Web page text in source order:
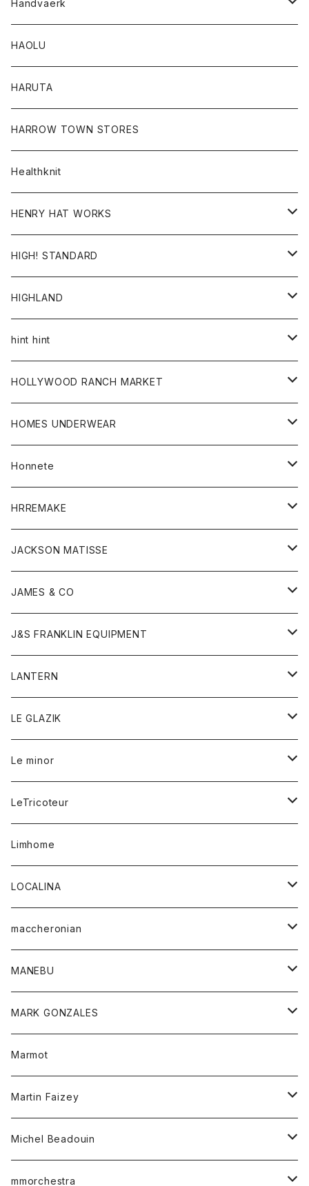
アウター
カーディガン
コート
トップス
シャツ
スウェット
レディース
カーディガン
コート
ボトム
パンツ
Handvaerk
トップス
Tシャツ
ロンTEE
HAOLU
HARUTA
HARROW TOWN STORES
Healthknit
HENRY HAT WORKS
帽子
HIGH! STANDARD
アウター
ジャケット
トップス
シャツ
カーディガン
ボトム
グッズ
帽子
HIGHLAND
帽子
hint hint
ストール
HOLLYWOOD RANCH MARKET
アウター
カーディガン
コート
フリース
アクセサリー
ウォレット
ストール
マフラー
リング
キッズ
Tシャツ
グッズ
アンダーウェア
靴
バンダナ
トップス
カーディガン
ジャケット
タンクトップ
Tシャツ
ベスト
ポロシャツ
ロングスリーブTシャツ
ボトム
オーバーオール
ショートパンツ
レディース
アウター
カーディガン
セーター
チュニック
HOMES UNDERWEAR
アウター
カーディガン
コート
キッズ
Tシャツ
ロンパース
グッズ
靴
ストール
トップス
カットソー
シャツ
ボトム
オーバーオール
ショートパンツ
レディース
オーバーオール
シャツ
ワンピース
ワンピース
Honnete
ブラウス
ワンピース
HRREMAKE
バック
キッズ
トレーナー
トップス
Gジャケット
スウェット
帽子
JACKSON MATISSE
Tシャツ
帽子
JAMES & CO
ボトム
J&S FRANKLIN EQUIPMENT
アウター
LANTERN
アウター
Tシャツ
LE GLAZIK
レディース
コート
シャツ
ワンピース
Tシャツ
Le minor
ボトム
スカート
パンツ
レディース
アウター
カットソー
トップス
シャツ
LeTricoteur
カーディガン
Limhome
LOCALINA
ロングスリーブテーシャツ
maccheronian
靴
MANEBU
靴
MARK GONZALES
トップス
Tシャツ
Marmot
Martin Faizey
ベルト
Michel Beadouin
トップス
mmorchestra